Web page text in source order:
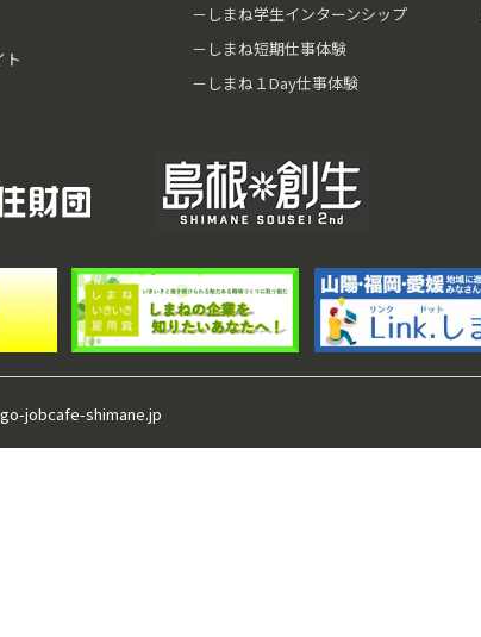
ト
－しまね学生インターンシップ
－しまね短期仕事体験
－しまね１Day仕事体験
jobcafe-shimane.jp